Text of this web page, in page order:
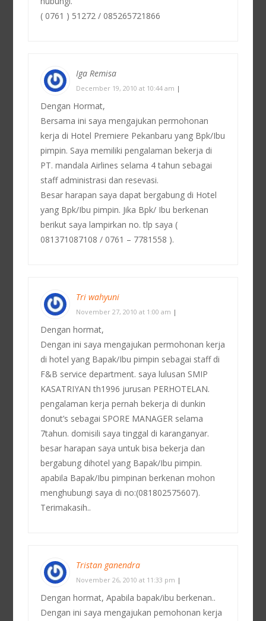
( 0761 ) 51272 / 085265721866
Iga Remisa
December 19, 2010 at 10:44 am |
Dengan Hormat,
Bersama ini saya mengajukan permohonan
kerja di Hotel Premiere Pekanbaru yang Bpk/Ibu
pimpin. Saya memiliki pengalaman bekerja di
PT. mandala Airlines selama 4 tahun sebagai
staff administrasi dan resevasi.
Besar harapan saya dapat bergabung di Hotel
yang Bpk/Ibu pimpin. Jika Bpk/ Ibu berkenan
berikut saya lampirkan no. tlp saya (
081371087108 / 0761 – 7781558 ).
Tri wahyuni
November 27, 2010 at 1:00 am |
Dengan hormat,
Dengan ini saya mengajukan permohonan kerja
di hotel yang Bapak/Ibu pimpin sebagai staff di
F&B service department. saya lulusan SMIP
KASATRIYAN th1996 jurusan PERHOTELAN.
pengalaman kerja pernah bekerja di dunkin
donut’s sebagai SPORE MANAGER selama
7tahun. domisili saya tinggal di karanganyar.
besar harapan saya untuk bisa bekerja dan
bergabung dihotel yang Bapak/Ibu pimpin.
apabila Bapak/Ibu pimpinan berkenan mohon
menghubungi saya di no:(081802575607).
Terimakasih..
Tristan ganendra
November 26, 2010 at 11:33 pm |
Dengan hormat, Apabila bapak/ibu berkenan..
Dengan ini saya mengajukan pemohonan kerja